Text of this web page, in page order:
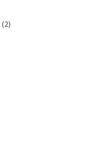
(2)